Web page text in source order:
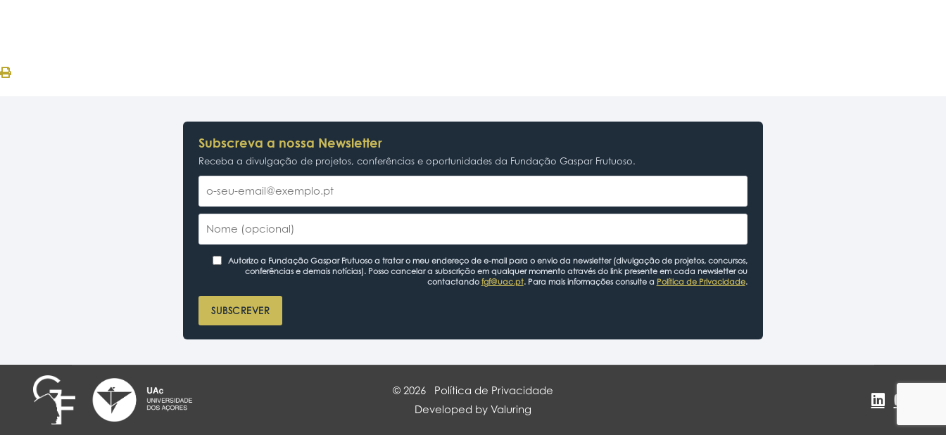
Subscreva a nossa Newsletter
Receba a divulgação de projetos, conferências e oportunidades da Fundação Gaspar Frutuoso.
Autorizo a Fundação Gaspar Frutuoso a tratar o meu endereço de e-mail para o envio da newsletter (divulgação de projetos, concursos,
conferências e demais notícias). Posso cancelar a subscrição em qualquer momento através do link presente em cada newsletter ou
contactando fgf@uac.pt. Para mais informações consulte a Política de Privacidade.
SUBSCREVER
© 2026 Política de Privacidade
Developed by Valuring